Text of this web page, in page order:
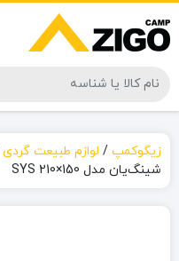
زیگوکمپ / لوازم طبیعت گردی
شینگ‌یان مدل SYS 210×150